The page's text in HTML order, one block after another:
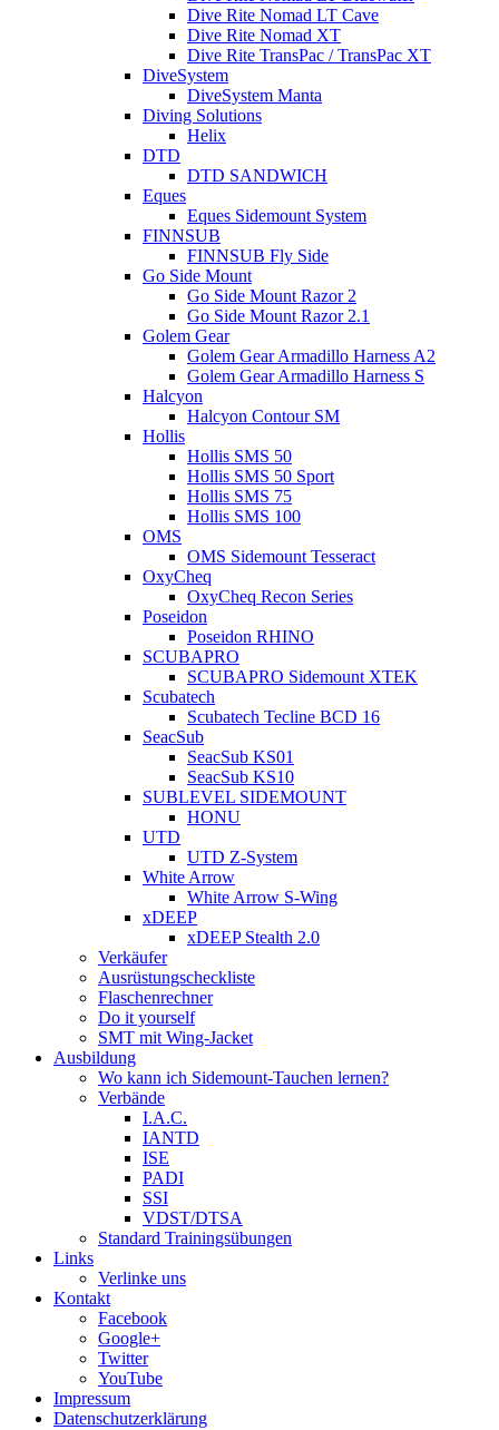
Dive Rite Nomad LT Cave
Dive Rite Nomad XT
Dive Rite TransPac / TransPac XT
DiveSystem
DiveSystem Manta
Diving Solutions
Helix
DTD
DTD SANDWICH
Eques
Eques Sidemount System
FINNSUB
FINNSUB Fly Side
Go Side Mount
Go Side Mount Razor 2
Go Side Mount Razor 2.1
Golem Gear
Golem Gear Armadillo Harness A2
Golem Gear Armadillo Harness S
Halcyon
Halcyon Contour SM
Hollis
Hollis SMS 50
Hollis SMS 50 Sport
Hollis SMS 75
Hollis SMS 100
OMS
OMS Sidemount Tesseract
OxyCheq
OxyCheq Recon Series
Poseidon
Poseidon RHINO
SCUBAPRO
SCUBAPRO Sidemount XTEK
Scubatech
Scubatech Tecline BCD 16
SeacSub
SeacSub KS01
SeacSub KS10
SUBLEVEL SIDEMOUNT
HONU
UTD
UTD Z-System
White Arrow
White Arrow S-Wing
xDEEP
xDEEP Stealth 2.0
Verkäufer
Ausrüstungscheckliste
Flaschenrechner
Do it yourself
SMT mit Wing-Jacket
Ausbildung
Wo kann ich Sidemount-Tauchen lernen?
Verbände
I.A.C.
IANTD
ISE
PADI
SSI
VDST/DTSA
Standard Trainingsübungen
Links
Verlinke uns
Kontakt
Facebook
Google+
Twitter
YouTube
Impressum
Datenschutzerklärung